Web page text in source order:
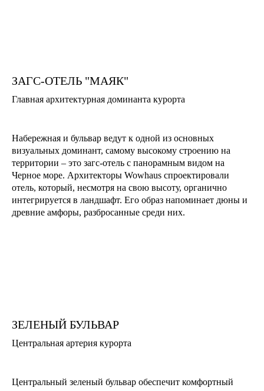
ЗАГС-ОТЕЛЬ "МАЯК"
Главная архитектурная доминанта курорта
Набережная и бульвар ведут к одной из основных
визуальных доминант, самому высокому строению на
территории – это загс-отель с панорамным видом на
Черное море. Архитекторы Wowhaus спроектировали
отель, который, несмотря на свою высоту, органично
интегрируется в ландшафт. Его образ напоминает дюны и
древние амфоры, разбросанные среди них.
ЗЕЛЕНЫЙ БУЛЬВАР
Центральная артерия курорта
Центральный зеленый бульвар обеспечит комфортный